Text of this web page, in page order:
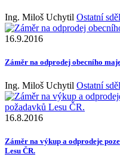
Ing. Miloš Uchytil Ostatní
16.9.2016
Záměr na odprodej obecního
Ing. Miloš Uchytil Ostatní
16.8.2016
Záměr na výkup a odprodeje
Lesu ČR.